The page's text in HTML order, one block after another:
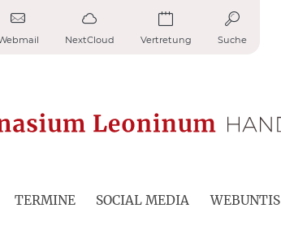
NextCloud Vertretung Suche
TERMINE SOCIAL MEDIA WEBUNTIS